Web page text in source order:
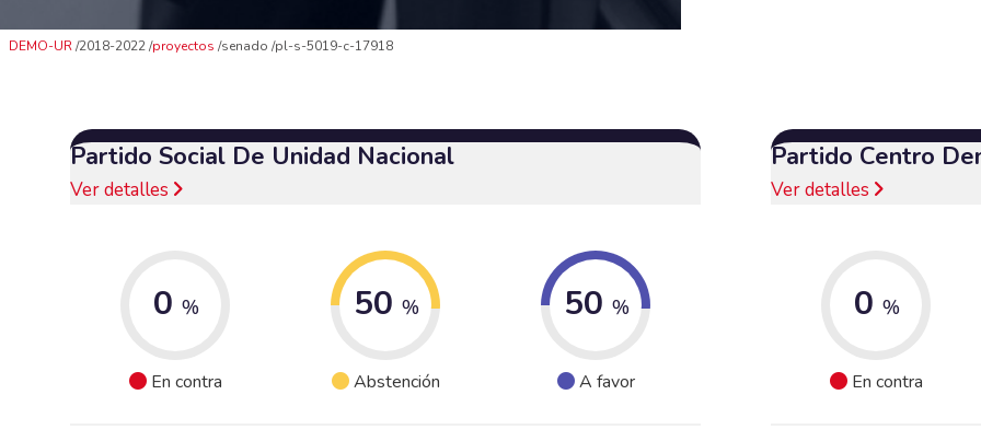
DEMO-UR 2018-2022 proyectos senado pl-s-5019-c-17918
Partido Social De Unidad Nacional
Ver detalles
0 %
En contra
50 %
Abstención
50 %
A favor
Partido Centro
Ver detalles
0 %
En contra